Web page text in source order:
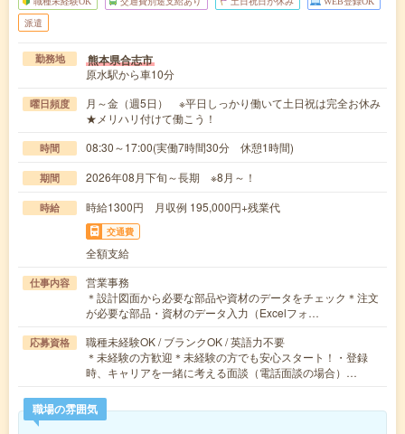
派遣
勤務地 熊本県合志市
原水駅から車10分
曜日頻度
月～金（週5日） ※平日しっかり働いて土日祝は完全お休み
★メリハリ付けて働こう！
時間 08:30～17:00(実働7時間30分 休憩1時間)
期間 2026年08月下旬～長期 ※8月～！
時給 時給1300円 月収例 195,000円+残業代
交通費
全額支給
仕事内容
営業事務
＊設計図面から必要な部品や資材のデータをチェック＊注文
が必要な部品・資材のデータ入力（Excelフォ…
応募資格
職種未経験OK / ブランクOK / 英語力不要
＊未経験の方歓迎＊未経験の方でも安心スタート！・登録
時、キャリアを一緒に考える面談（電話面談の場合）…
職場の雰囲気